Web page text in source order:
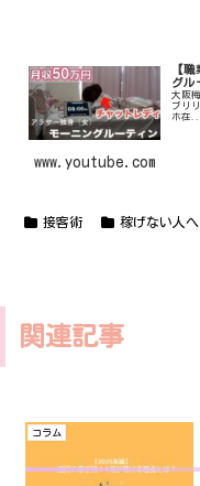
【
グル
大阪
ブリ
ホ在...
www.youtube.com
接客術 稼げない人へ
関連記事
コラム